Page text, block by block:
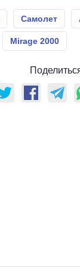
Самолет
Mirage 2000